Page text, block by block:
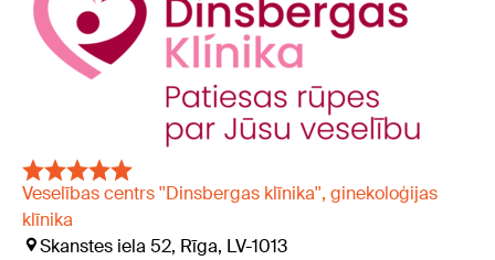
Veselības centrs ''Dinsbergas klīnika'', ginekoloģijas
klīnika
Skanstes iela 52, Rīga, LV-1013